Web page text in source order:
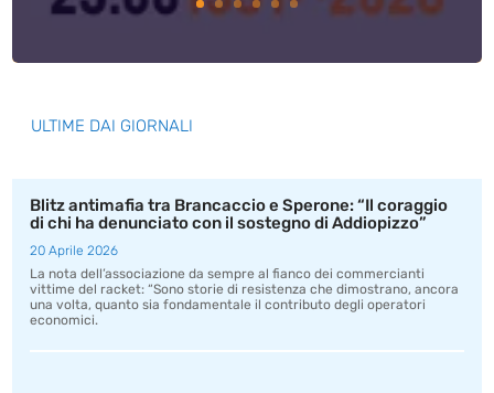
ULTIME DAI GIORNALI
Blitz antimafia tra Brancaccio e Sperone: “Il coraggio
di chi ha denunciato con il sostegno di Addiopizzo”
20 Aprile 2026
La nota dell’associazione da sempre al fianco dei commercianti
vittime del racket: “Sono storie di resistenza che dimostrano, ancora
una volta, quanto sia fondamentale il contributo degli operatori
economici.